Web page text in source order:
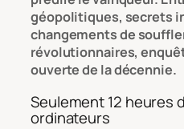
géopolitiques, secrets
changements de
révolutionnaires,
ouverte de la décennie.
Seulement 12 heures
ordinateurs